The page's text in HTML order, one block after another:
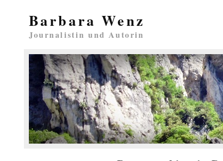
Barbara Wenz
Journalistin und Autorin